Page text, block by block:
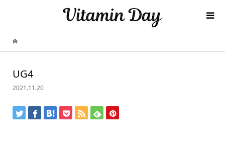
UG4
2021.11.20